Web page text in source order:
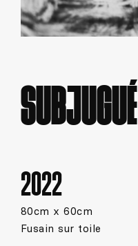
SUBJUGUÉ
2022
80cm x 60cm
Fusain sur toile